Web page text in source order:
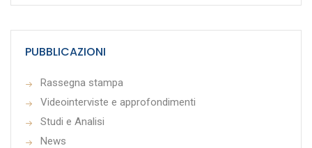
PUBBLICAZIONI
Rassegna stampa
Videointerviste e approfondimenti
Studi e Analisi
News